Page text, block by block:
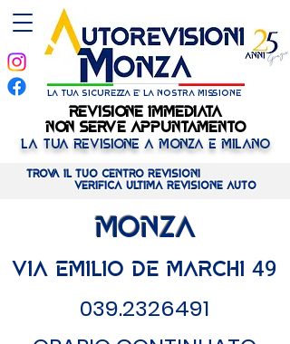
Trova il tuo centro REVISIONI
verifica ULTIMA revisione AUTO
la tua sicurezza e' la nostra missione
LA TUA REVISIONE A MONZA E MILANO
REVISIONE IMMEDIATA
NON SERVE APPUNTAMENTO
REVISIONE IMMEDIATA
NON SERVE APPUNTAMENTO
MONZA
VIA EMILIO DE MARCHI 49
039.2326491